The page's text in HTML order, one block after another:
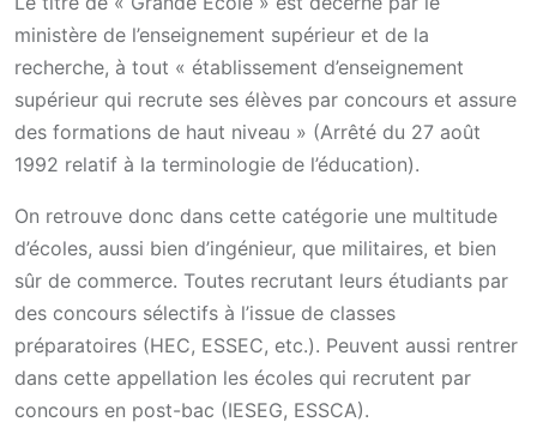
ministère de l’enseignement supérieur et de la
recherche, à tout « établissement d’enseignement
supérieur qui recrute ses élèves par concours et assure
des formations de haut niveau » (Arrêté du 27 août
1992 relatif à la terminologie de l’éducation).
On retrouve donc dans cette catégorie une multitude
d’écoles, aussi bien d’ingénieur, que militaires, et bien
sûr de commerce. Toutes recrutant leurs étudiants par
des concours sélectifs à l’issue de classes
préparatoires (HEC, ESSEC, etc.). Peuvent aussi rentrer
dans cette appellation les écoles qui recrutent par
concours en post-bac (IESEG, ESSCA).